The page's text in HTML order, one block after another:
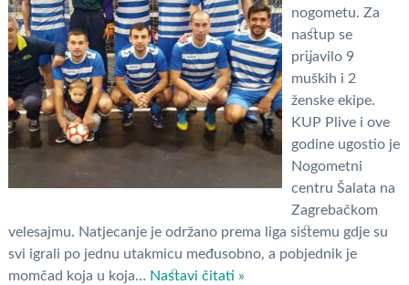
nogometu. Za
nastup se
prijavilo 9
muških i 2
ženske ekipe.
KUP Plive i ove
godine ugostio je
Nogometni
centru Šalata na
Zagrebačkom
velesajmu. Natjecanje je održano prema liga sistemu gdje su
svi igrali po jednu utakmicu međusobno, a pobjednik je
momčad koja u koja… Nastavi čitati »